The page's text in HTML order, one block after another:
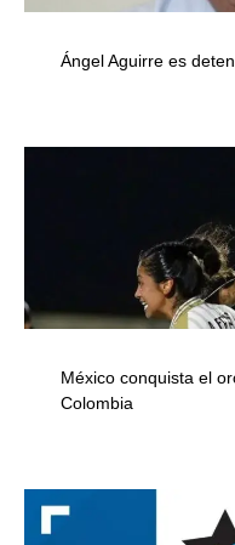
Ángel Aguirre es
México conquista el
Colombia